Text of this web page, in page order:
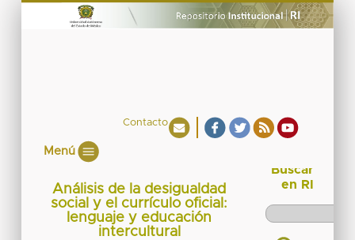
Contacto
Menú
Análisis de la desigualdad
social y el currículo oficial:
lenguaje y educación
intercultural
Buscar
en RI